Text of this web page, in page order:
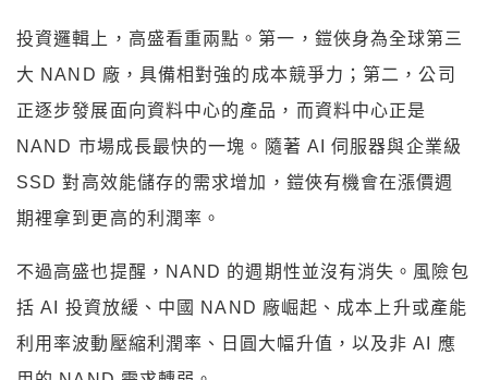
投資邏輯上，高盛看重兩點。第一，鎧俠身為全球第三
大 NAND 廠，具備相對強的成本競爭力；第二，公司
正逐步發展面向資料中心的產品，而資料中心正是
NAND 市場成長最快的一塊。隨著 AI 伺服器與企業級
SSD 對高效能儲存的需求增加，鎧俠有機會在漲價週
期裡拿到更高的利潤率。
不過高盛也提醒，NAND 的週期性並沒有消失。風險包
括 AI 投資放緩、中國 NAND 廠崛起、成本上升或產能
利用率波動壓縮利潤率、日圓大幅升值，以及非 AI 應